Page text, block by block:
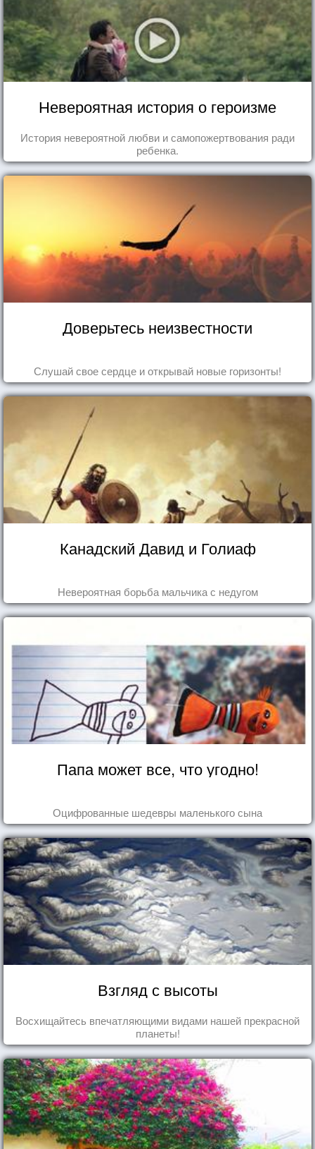
Невероятная история о героизме
История невероятной любви и самопожертвования ради
ребенка.
Доверьтесь неизвестности
Слушай свое сердце и открывай новые горизонты!
Канадский Давид и Голиаф
Невероятная борьба мальчика с недугом
Папа может все, что угодно!
Оцифрованные шедевры маленького сына
Взгляд с высоты
Восхищайтесь впечатляющими видами нашей прекрасной
планеты!